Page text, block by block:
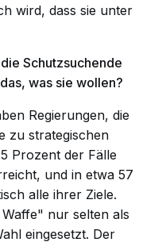
wird, dass sie unter
Schutzsuchende
was sie wollen?
Regierungen, die
zu strategischen
Prozent der Fälle
und in etwa 57
alle ihrer Ziele.
nur selten als
eingesetzt. Der